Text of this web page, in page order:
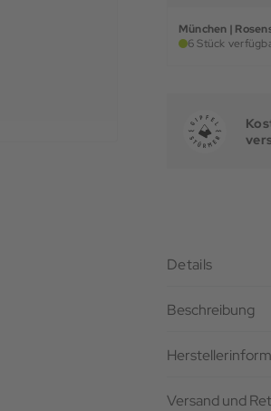
München |
6 Stück
Details
Beschreibung
Versand und